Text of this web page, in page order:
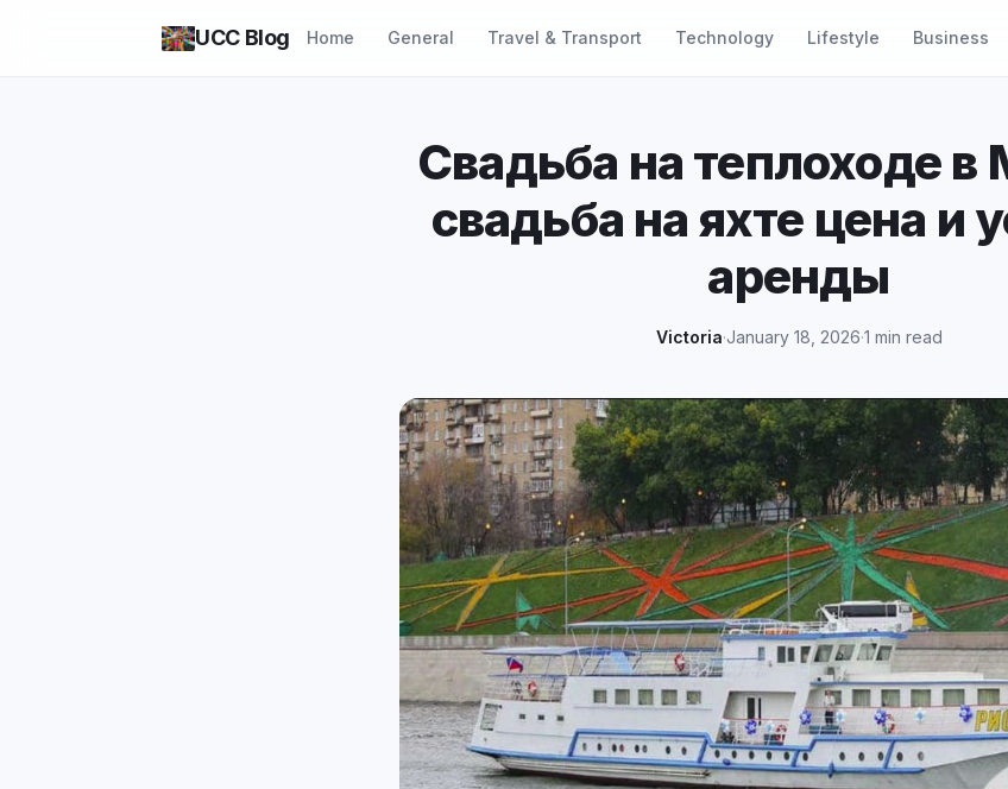
UCC Blog Home General Travel & Transport Technology Lifestyle Business
Свадьба на теплоходе в
свадьба на яхте цена и
аренды
Victoria·January 18, 2026·1 min read